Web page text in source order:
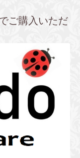
ご購入いただ